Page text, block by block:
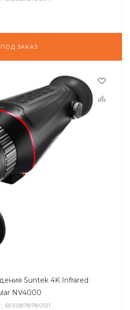
ПОД ЗАКАЗ
Suntek 4K Infrared
NV4000
6930878780121